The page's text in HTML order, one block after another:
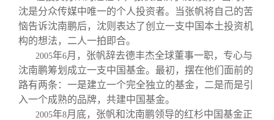
沈是分众传媒中唯一的个人投资者。当张帆将自己的苦
恼告诉沈南鹏后，沈则表达了创立一支中国本土投资机
构的想法，二人一拍即合。
2005年6月，张帆辞去德丰杰全球董事一职，专心与
沈南鹏筹划成立一支中国基金。最初，摆在他们面前的
路有两条：一是建立一个完全独立的基金，二是而是引
入一个成熟的品牌，共建中国基金。
2005年8月底，张帆和沈南鹏领导的红杉中国基金正